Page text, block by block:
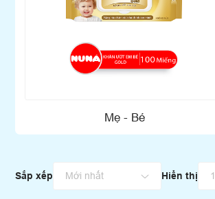
Mẹ - Bé
Sắp xếp Hiển thị